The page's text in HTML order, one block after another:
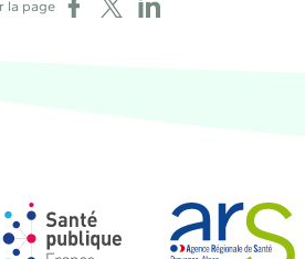
la page
Santé publique FranceAgence